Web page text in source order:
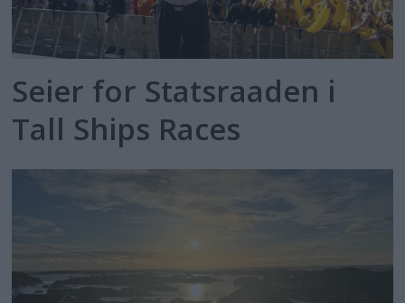
Seier for Statsraaden i
Tall Ships Races